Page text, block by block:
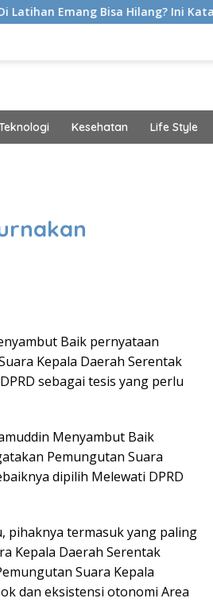
Hilang? Ini Kata Ahli Kemakmuran
Kesehatan Life Style
Baik pernyataan
Kepala Daerah Serentak
sebagai tesis yang perlu
Menyambut Baik
Pemungutan Suara
dipilih Melewati DPRD
pihaknya termasuk yang paling
Kepala Daerah Serentak
Suara Kepala
dan eksistensi otonomi Area